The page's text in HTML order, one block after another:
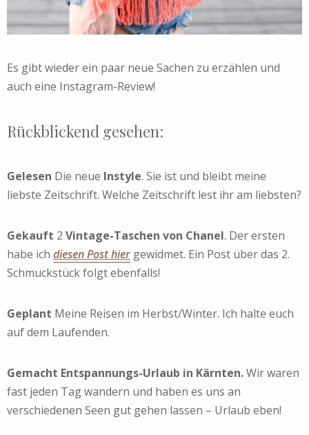
Es gibt wieder ein paar neue Sachen zu erzählen und
auch eine Instagram-Review!
Rückblickend gesehen:
Gelesen Die neue Instyle. Sie ist und bleibt meine
liebste Zeitschrift. Welche Zeitschrift lest ihr am liebsten?
Gekauft 2 Vintage-Taschen von Chanel. Der ersten
habe ich diesen Post hier gewidmet. Ein Post über das 2.
Schmuckstück folgt ebenfalls!
Geplant Meine Reisen im Herbst/Winter. Ich halte euch
auf dem Laufenden.
Gemacht Entspannungs-Urlaub in Kärnten.Wir waren
fast jeden Tag wandern und haben es uns an
verschiedenen Seen gut gehen lassen – Urlaub eben!